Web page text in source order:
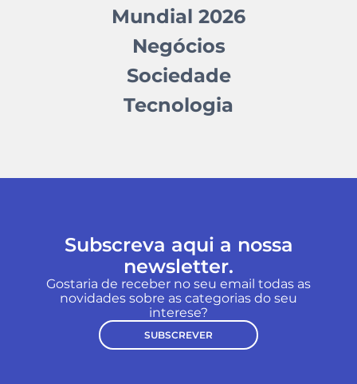
Mundial 2026
Negócios
Sociedade
Tecnologia
Subscreva aqui a nossa
newsletter.
Gostaria de receber no seu email todas as
novidades sobre as categorias do seu
interese?
SUBSCREVER